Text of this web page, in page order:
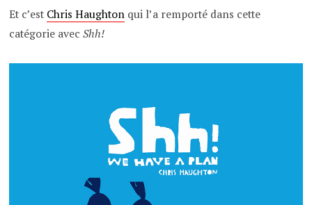
Et c’est Chris Haughton qui l’a remporté dans cette
catégorie avecShh!